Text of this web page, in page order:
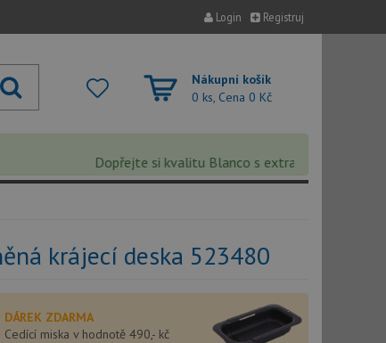
Login Registruj
Nákupní košík
0 ks, Cena 0 Kč
Dopřejte si kvalitu Blanco s extra 5% slevou –
krájecí deska 523480
DÁREK ZDARMA
Cedící miska v hodnotě 490,- kč